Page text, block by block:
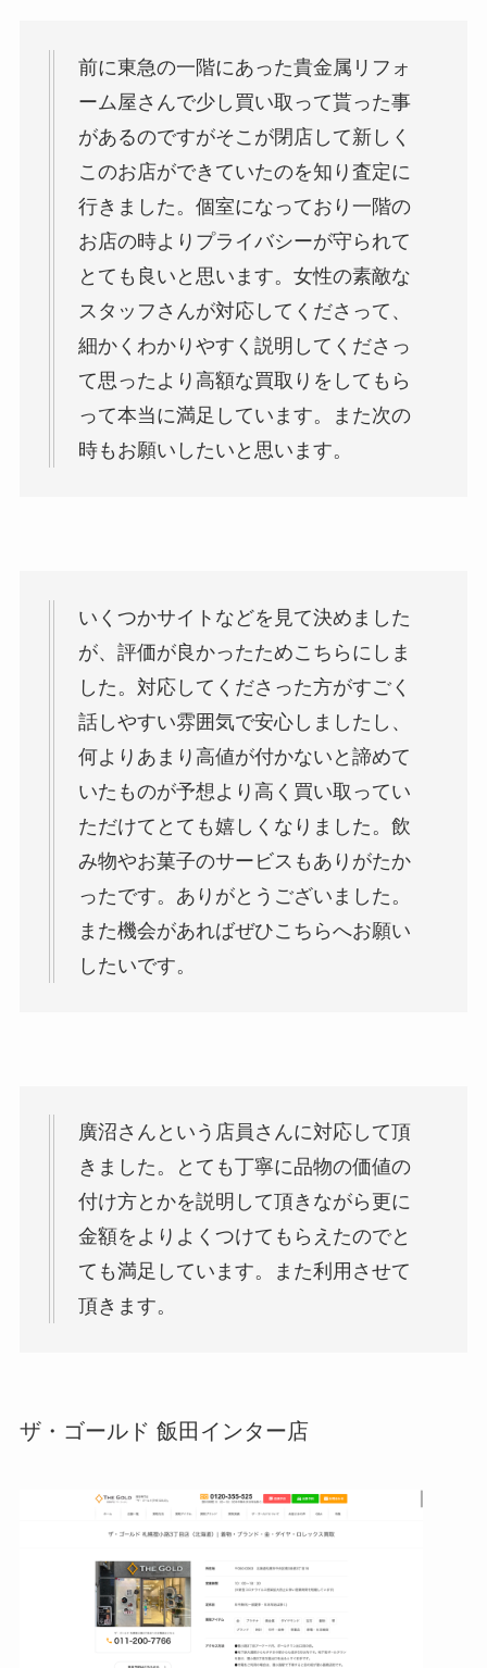
前に東急の一階にあった貴金属リフォ
ーム屋さんで少し買い取って貰った事
があるのですがそこが閉店して新しく
このお店ができていたのを知り査定に
行きました。個室になっており一階の
お店の時よりプライバシーが守られて
とても良いと思います。女性の素敵な
スタッフさんが対応してくださって、
細かくわかりやすく説明してくださっ
て思ったより高額な買取りをしてもら
って本当に満足しています。また次の
時もお願いしたいと思います。
いくつかサイトなどを見て決めました
が、評価が良かったためこちらにしま
した。対応してくださった方がすごく
話しやすい雰囲気で安心しましたし、
何よりあまり高値が付かないと諦めて
いたものが予想より高く買い取ってい
ただけてとても嬉しくなりました。飲
み物やお菓子のサービスもありがたか
ったです。ありがとうございました。
また機会があればぜひこちらへお願い
したいです。
廣沼さんという店員さんに対応して頂
きました。とても丁寧に品物の価値の
付け方とかを説明して頂きながら更に
金額をよりよくつけてもらえたのでと
ても満足しています。また利用させて
頂きます。
ザ・ゴールド 飯田インター店